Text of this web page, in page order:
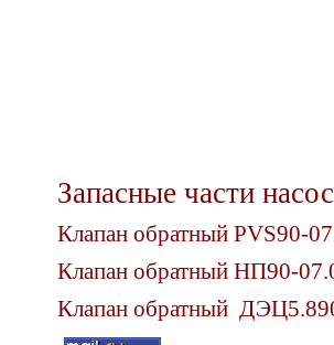
Запасные части
Клапан обратный PVS90-
Клапан обратный НП90-
Клапан обратный ДЭЦ